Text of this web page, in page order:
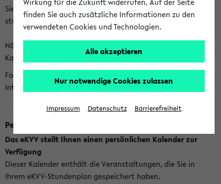
Sie einen gemeinsamen Überblick über Ihre privaten und
studienbezogenen Termine erhalten.
Näheres zu Vorteilen und Funktionsweise der
Kalenderintegration können Sie auf unserer
Folgende Kalender bietet Ihnen das eKVV derzeit zur
Integration an:
Persönlicher Kalender
Das eKVV stellt Ihnen einen persönlichen Kalender zur
Verfügung
Dieser Kalender enthält die Veranstaltungen, die Sie in
Ihrem eKVV-Stundenplan gespeichert haben.
finden Sie auch zusätzliche Informationen zu den
verwendeten Cookies und Technologien.
Alle akzeptieren
Nur notwendige Cookies zulassen
Impressum Datenschutz Barrierefreiheit